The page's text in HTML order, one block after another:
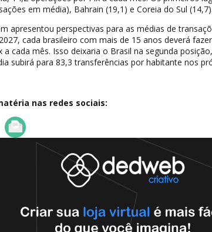
em média), Bahrain (19,1) e Coreia do Sul (14,7).
apresentou perspectivas para as médias de
cada brasileiro com mais de 15 anos deverá
a cada mês. Isso deixaria o Brasil na segunda
subirá para 83,3 transferências por habitante nos
nas redes sociais: